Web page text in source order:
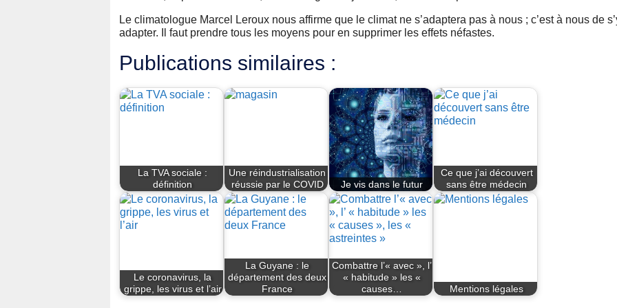
Le climatologue Marcel Leroux nous affirme que le climat ne s’adaptera pas à nous ; c’est à nous de
adapter. Il faut prendre tous les moyens pour en supprimer les effets néfastes.
Publications similaires :
La TVA sociale :
définition
Une réindustrialisation
réussie par le COVID
Je vis dans le futur
Ce que j’ai découvert
sans être médecin
Le coronavirus, la
grippe, les virus et l’air
La Guyane : le
département des deux
France
Combattre l’« avec », l’
« habitude » les «
causes…
Mentions légales